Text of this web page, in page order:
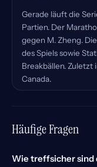
Gerade läuft die
Partien. Der
gegen M. Zheng.
des Spiels sowie
Breakbällen. Zuletzt
Canada.
Häufige Fragen
Wie treffsicher sind